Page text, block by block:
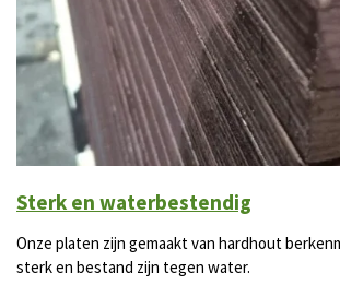
Sterk en waterbestendig
Onze platen zijn gemaakt van hardhout
sterk en bestand zijn tegen water.